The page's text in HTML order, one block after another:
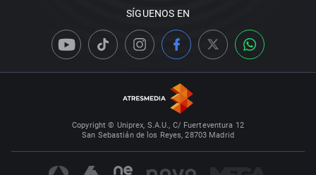
SÍGUENOS EN
Copyright © Uniprex, S.A.U., C/ Fuerteventura 12
San Sebastián de los Reyes, 28703 Madrid